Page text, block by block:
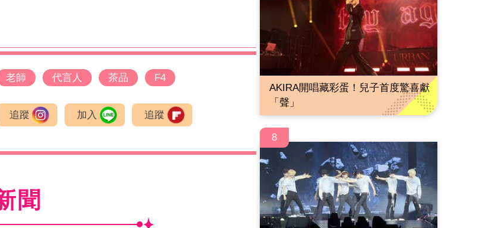
老師 代言人 茶品 F4
追蹤 加入 追蹤
聞
AKIRA開唱藏彩蛋！兒子首度驚喜獻
「聲」
8